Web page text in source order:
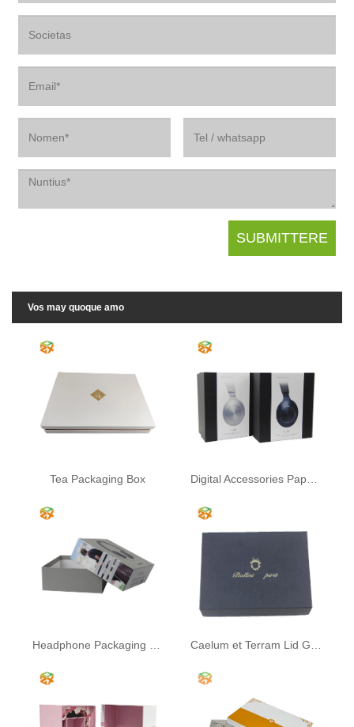
Vos may quoque amo
Tea Packaging Box